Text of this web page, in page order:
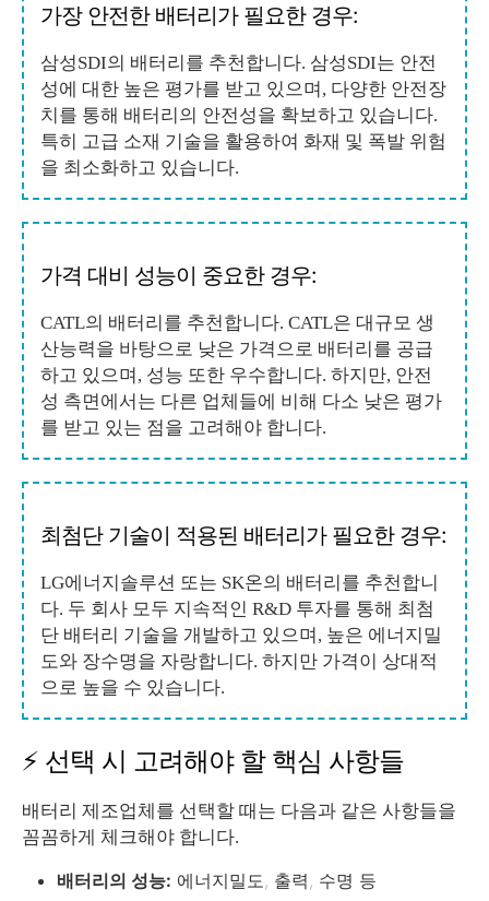
가장 안전한 배터리가 필요한 경우:
삼성SDI의 배터리를 추천합니다. 삼성SDI는 안전
성에 대한 높은 평가를 받고 있으며, 다양한 안전장
치를 통해 배터리의 안전성을 확보하고 있습니다.
특히 고급 소재 기술을 활용하여 화재 및 폭발 위험
을 최소화하고 있습니다.
가격 대비 성능이 중요한 경우:
CATL의 배터리를 추천합니다. CATL은 대규모 생
산능력을 바탕으로 낮은 가격으로 배터리를 공급
하고 있으며, 성능 또한 우수합니다. 하지만, 안전
성 측면에서는 다른 업체들에 비해 다소 낮은 평가
를 받고 있는 점을 고려해야 합니다.
최첨단 기술이 적용된 배터리가 필요한 경우:
LG에너지솔루션 또는 SK온의 배터리를 추천합니
다. 두 회사 모두 지속적인 R&D 투자를 통해 최첨
단 배터리 기술을 개발하고 있으며, 높은 에너지밀
도와 장수명을 자랑합니다. 하지만 가격이 상대적
으로 높을 수 있습니다.
⚡ 선택 시 고려해야 할 핵심 사항들
배터리 제조업체를 선택할 때는 다음과 같은 사항들을
꼼꼼하게 체크해야 합니다.
배터리의 성능: 에너지밀도, 출력, 수명 등